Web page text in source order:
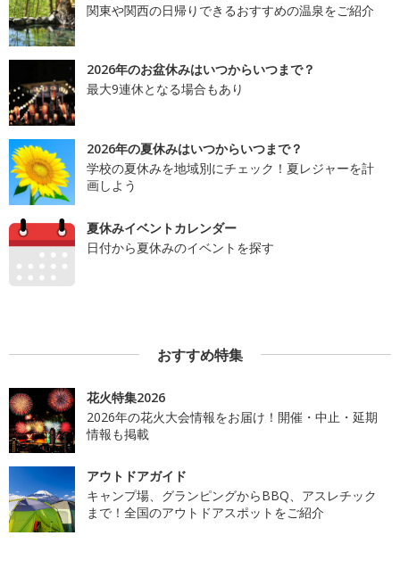
関東や関西の日帰りできるおすすめの温泉をご紹介
2026年のお盆休みはいつからいつまで？
最大9連休となる場合もあり
2026年の夏休みはいつからいつまで？
学校の夏休みを地域別にチェック！夏レジャーを計
画しよう
夏休みイベントカレンダー
日付から夏休みのイベントを探す
おすすめ特集
花火特集2026
2026年の花火大会情報をお届け！開催・中止・延期
情報も掲載
アウトドアガイド
キャンプ場、グランピングからBBQ、アスレチック
まで！全国のアウトドアスポットをご紹介